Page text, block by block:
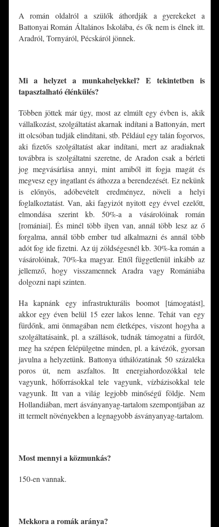
A román oldalról a szülők áthordják a gyerekeket a
Battonyai Román Általános Iskolába, és ők nem is élnek itt.
Aradról, Tornyáról, Pécskáról jönnek.
Mi a helyzet a munkahelyekkel? E tekintetben is
tapasztalható élénkülés?
Többen jöttek már úgy, most az elmúlt egy évben is, akik
vállalkozást, szolgáltatást akarnak indítani a Battonyán, mert
itt olcsóban tudják elindítani, stb. Például egy talán fogorvos,
aki fizetős szolgáltatást akar indítani, mert az aradiaknak
továbbra is szolgáltatni szeretne, de Aradon csak a bérleti
jog megvásárlása annyi, mint amiből itt fogja magát és
megvesz egy ingatlant és áthozza a berendezését. Ez nekünk
is előnyös, adóbevételt eredményez, növeli a helyi
foglalkoztatást. Van, aki fagyizót nyitott egy évvel ezelőtt,
elmondása szerint kb. 50%-a a vásárolóinak román
[romániai]. És minél több ilyen van, annál több lesz az ő
forgalma, annál több ember tud alkalmazni és annál több
adót fog ide fizetni. Az új zöldségesnél kb. 30%-ka román a
vásárolóinak, 70%-ka magyar. Ettől függetlenül inkább az
jellemző, hogy visszamennek Aradra vagy Romániába
dolgozni napi szinten.
Ha kapnánk egy infrastrukturális boomot [támogatást],
akkor egy éven belül 15 ezer lakos lenne. Tehát van egy
fürdőnk, ami önmagában nem életképes, viszont hogyha a
szolgáltatásaink, pl. a szállások, tudnák támogatni a fürdőt,
meg ha szépen felépülgetne minden, pl. a kávézók, gyorsan
javulna a helyzetünk. Battonya úthálózatának 50 százaléka
poros út, nem aszfaltos. Itt energiahordozókkal tele
vagyunk, hőforrásokkal tele vagyunk, vízbázisokkal tele
vagyunk. Itt van a világ legjobb minőségű földje. Nem
Hollandiában, mert ásványanyag-tartalom szempontjában az
itt termelt növényekben a legnagyobb ásványanyag-tartalom.
Most mennyi a közmunkás?
150-en vannak.
Mekkora a romák aránya?